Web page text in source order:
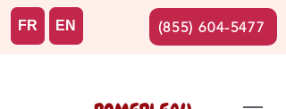
FR EN (855) 604-5477